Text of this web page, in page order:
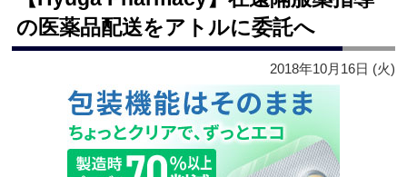
の医薬品配送をアトルに委託へ
2018年10月16日 (火)